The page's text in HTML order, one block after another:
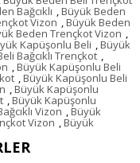
Bağcıklı Büyük Beden
Vizon Büyük Beden
Beden Trençkot Vizon
Kapüşonlu Beli Büyük
Bağcıklı Trençkot
Büyük Kapüşonlu Beli
Büyük Kapüşonlu Beli
Büyük Kapüşonlu
Büyük Kapüşonlu
Vizon Büyük
Vizon Büyük